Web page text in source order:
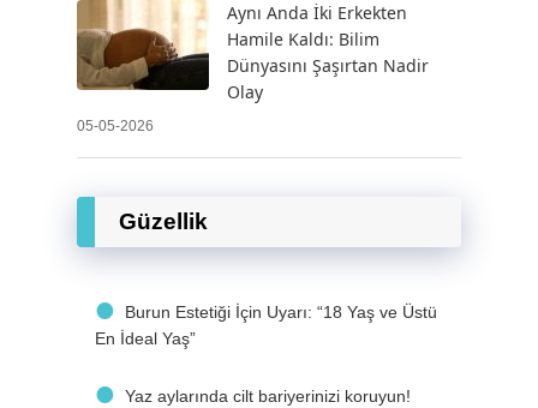
Aynı Anda İki Erkekten
Hamile Kaldı: Bilim
Dünyasını Şaşırtan Nadir
Olay
05-05-2026
Güzellik
Burun Estetiği İçin Uyarı: “18 Yaş ve Üstü
En İdeal Yaş”
Yaz aylarında cilt bariyerinizi koruyun!